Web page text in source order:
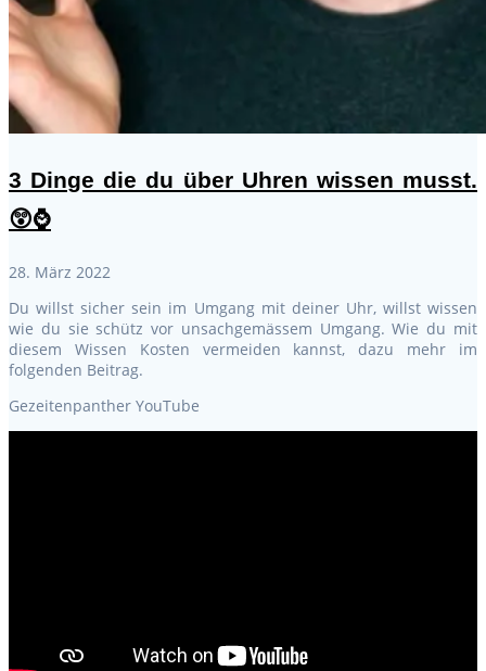
3 Dinge die du über Uhren wissen musst.
😲⌚
28. März 2022
Du willst sicher sein im Umgang mit deiner Uhr, willst wissen
wie du sie schütz vor unsachgemässem Umgang. Wie du mit
diesem Wissen Kosten vermeiden kannst, dazu mehr im
folgenden Beitrag.
Gezeitenpanther YouTube